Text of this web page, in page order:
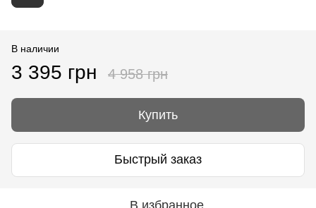
В наличии
3 395 грн 4 958 грн
Купить
Быстрый заказ
В избранное